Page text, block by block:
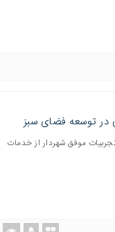
در توسعه فضای سبز
موفق شهردار از خدمات